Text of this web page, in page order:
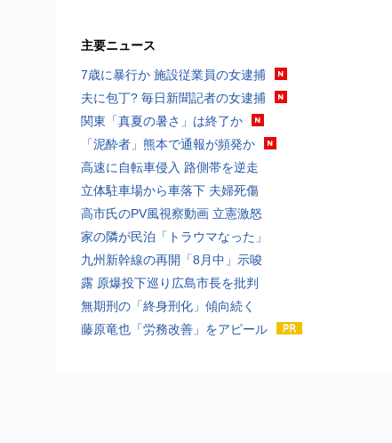
主要ニュース
7歳に暴行か 施設従業員の女逮捕
夫に包丁? 毎日新聞記者の女逮捕
関東「真夏の暑さ」は終了か
「泥酔者」熊本で通報が頻発か
高速に自転車侵入 路側帯を逆走
立体駐車場から車落下 夫婦死傷
高市氏のPV風視察動画 立憲激怒
家の隣が民泊「トラウマなった」
九州新幹線の再開「8月中」示唆
露 原爆投下巡り広島市長を批判
無期刑の「終身刑化」傾向続く
藤原竜也「労務改善」をアピール